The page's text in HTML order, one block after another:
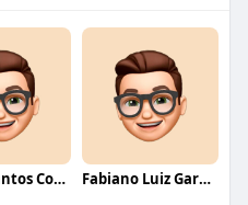
Cleber Santos Costa Fabiano Luiz Garcia